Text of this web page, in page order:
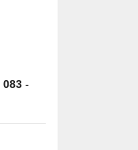
083 -